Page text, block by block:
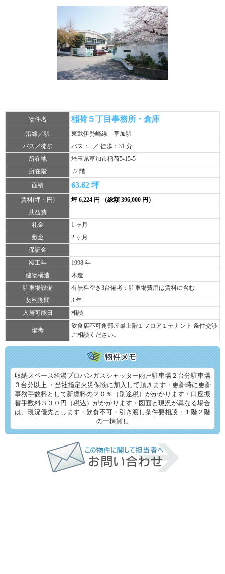
物件名 稲荷５丁目事務所・倉庫
沿線／駅
東武伊勢崎線 草加駅
バス／徒歩
バス：- ／ 徒歩：31 分
所在地
埼玉県草加市稲荷5-15-5
所在階
-/2 階
面積
63.62 坪
賃料(坪・円)
坪 6,224 円 （総額 396,000 円）
共益費
礼金
1 ヶ月
敷金
2 ヶ月
保証金
竣工年
1998 年
建物構造
木造
駐車場設備
有無料空き3台備考：駐車場費用は賃料に含む
契約期間
3 年
入居可能日
相談
備考
飲食店不可角部屋最上階１フロア１テナント 条件交渉
ご相談ください。
収納スペース給湯プロパンガスシャッター雨戸駐車場２台分駐車場
３台分以上 ・当社指定火災保険に加入して頂きます・更新時に更新
事務手数料として新賃料の２０％（別途税）がかかります・口座振
替手数料３３０円（税込）がかかります・図面と現況が異なる場合
は、現況優先とします・飲食不可・引き渡し条件要相談・１階２階
の一棟貸し